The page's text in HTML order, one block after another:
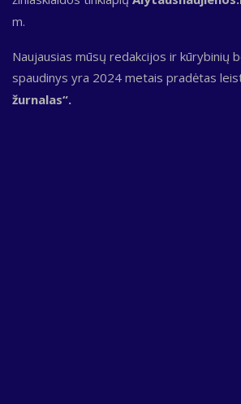
m.
Naujausias mūsų redakcijos ir kūrybinių
spaudinys yra 2024 metais pradėtas
žurnalas“.